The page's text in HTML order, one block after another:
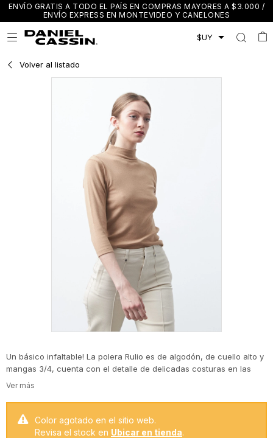
ENVÍO GRATIS A TODO EL PAÍS EN COMPRAS MAYORES A $3.000 /
ENVÍO EXPRESS EN MONTEVIDEO Y CANELONES

Volver al listado
Un básico infaltable! La polera Rulio es de algodón, de cuello alto y
mangas 3/4, cuenta con el detalle de delicadas costuras en las
sisas.
Color agotado en el sitio web.
Revisa el stock en Ubicar en tienda.